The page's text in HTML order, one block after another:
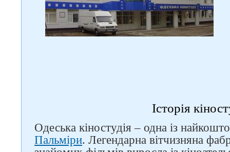
Історія
Одеська кіностудія – одна із
Пальміри. Легендарна вітчизняна